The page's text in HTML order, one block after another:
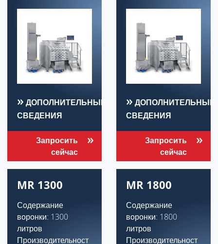
ДОПОЛНИТЕЛЬНЫЕ
СВЕДЕНИЯ
Запросить
сейчас
ДОПОЛНИТЕЛЬНЫЕ
СВЕДЕНИЯ
Запросить
сейчас
MR 1300
Содержание
воронки: 1300
литров
Производительност
MR 1800
Содержание
воронки: 1800
литров
Производительност